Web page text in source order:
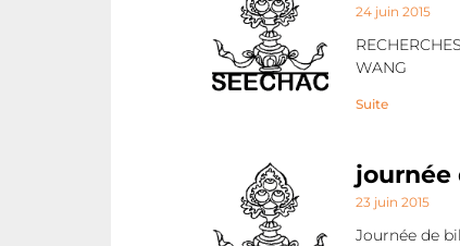
24 juin 2015
WANG
Suite
journée
23 juin 2015
Journée de